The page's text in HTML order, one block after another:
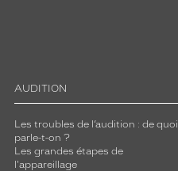
AUDITION
Les troubles de l’audition : de quoi
parle-t-on ?
Les grandes étapes de
l'appareillage